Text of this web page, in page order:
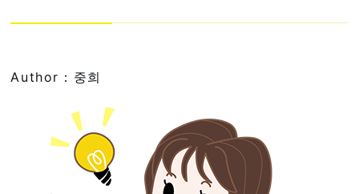
Author：중희